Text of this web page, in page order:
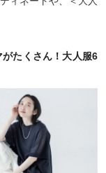
たくさん！大人服6